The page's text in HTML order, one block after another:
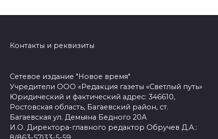
Контакты и реквизиты
Сетевое издание "Новое время"
Учредители ООО «Редакция газеты «Светлый путь»
Юридический и фактический адрес: 346610,
Ростовская область, Багаевский район, ст.
Багаевская ул. Демьяна Бедного 20А
И.О. Директора-главного редактор Обручев Д.А.: